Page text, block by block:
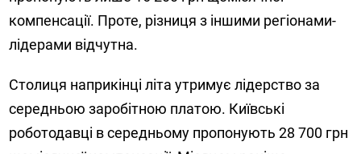
компенсації. Проте, різниця з іншими регіонами-
лідерами відчутна.
Столиця наприкінці літа утримує лідерство за
середньою заробітною платою. Київські
роботодавці в середньому пропонують 28 700 грн